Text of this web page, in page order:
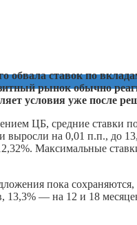
обвала ставок по
рынок обычно
условия уже после
ЦБ, средние ставки
выросли на 0,01 п.п., до
Максимальные
пока
13,3% — на 12 и 18